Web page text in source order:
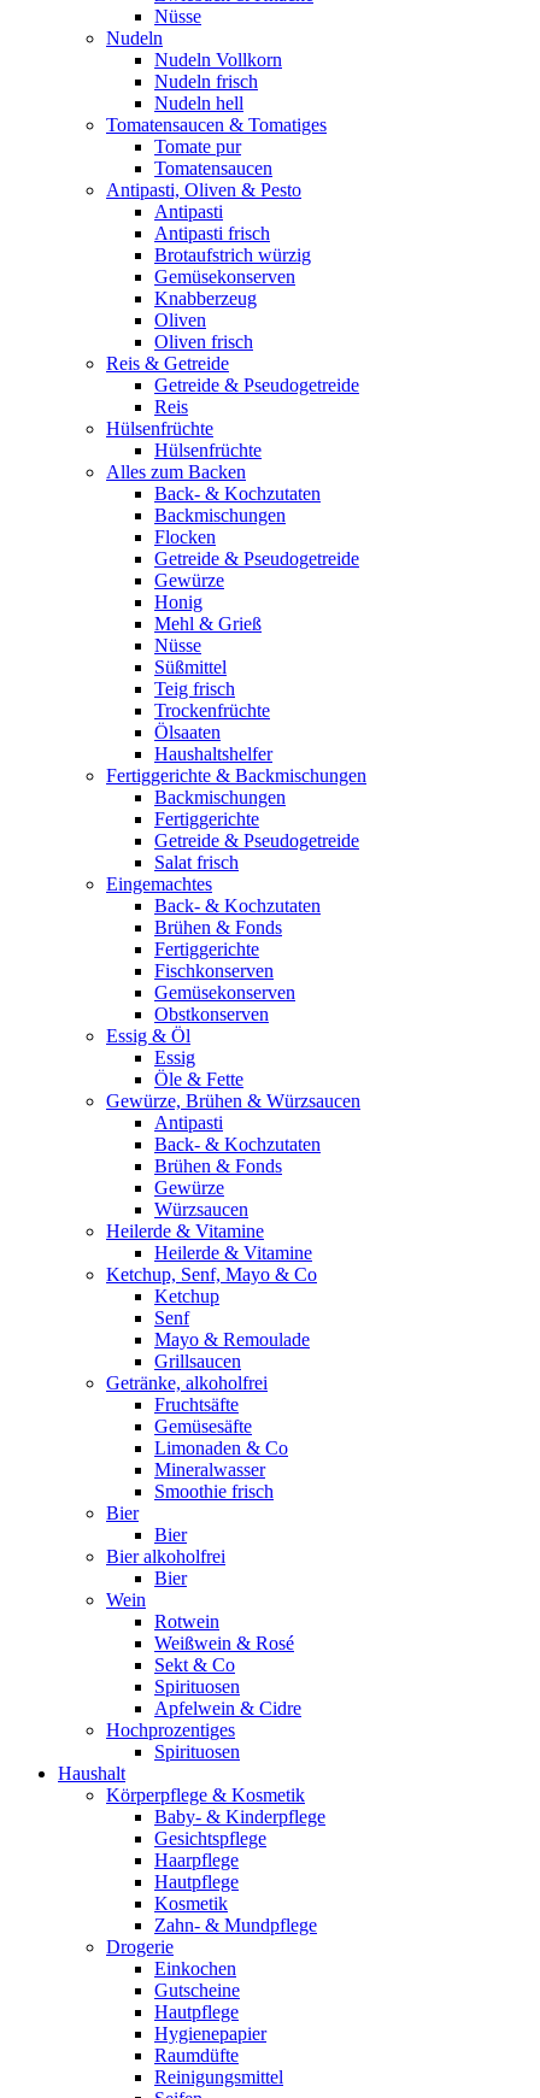
Nüsse
Nudeln
Nudeln Vollkorn
Nudeln frisch
Nudeln hell
Tomatensaucen & Tomatiges
Tomate pur
Tomatensaucen
Antipasti, Oliven & Pesto
Antipasti
Antipasti frisch
Brotaufstrich würzig
Gemüsekonserven
Knabberzeug
Oliven
Oliven frisch
Reis & Getreide
Getreide & Pseudogetreide
Reis
Hülsenfrüchte
Hülsenfrüchte
Alles zum Backen
Back- & Kochzutaten
Backmischungen
Flocken
Getreide & Pseudogetreide
Gewürze
Honig
Mehl & Grieß
Nüsse
Süßmittel
Teig frisch
Trockenfrüchte
Ölsaaten
Haushaltshelfer
Fertiggerichte & Backmischungen
Backmischungen
Fertiggerichte
Getreide & Pseudogetreide
Salat frisch
Eingemachtes
Back- & Kochzutaten
Brühen & Fonds
Fertiggerichte
Fischkonserven
Gemüsekonserven
Obstkonserven
Essig & Öl
Essig
Öle & Fette
Gewürze, Brühen & Würzsaucen
Antipasti
Back- & Kochzutaten
Brühen & Fonds
Gewürze
Würzsaucen
Heilerde & Vitamine
Heilerde & Vitamine
Ketchup, Senf, Mayo & Co
Ketchup
Senf
Mayo & Remoulade
Grillsaucen
Getränke, alkoholfrei
Fruchtsäfte
Gemüsesäfte
Limonaden & Co
Mineralwasser
Smoothie frisch
Bier
Bier
Bier alkoholfrei
Bier
Wein
Rotwein
Weißwein & Rosé
Sekt & Co
Spirituosen
Apfelwein & Cidre
Hochprozentiges
Spirituosen
Haushalt
Körperpflege & Kosmetik
Baby- & Kinderpflege
Gesichtspflege
Haarpflege
Hautpflege
Kosmetik
Zahn- & Mundpflege
Drogerie
Einkochen
Gutscheine
Hautpflege
Hygienepapier
Raumdüfte
Reinigungsmittel